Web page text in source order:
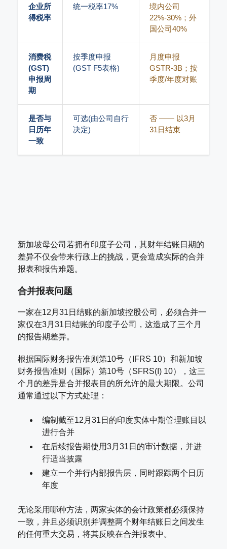
企业所
得税率
统一税率17%
境内公司
22%-30%；外
国公司40%
消费税
(GST)
申报周
期
按季度申报
(GST F5表格)
月度申报
GSTR-3B；按
季度/年度对账
是否与
日历年
一致
可选(由公司自行
决定)
否 —— 以3月
31日结束
新加坡母公司若拥有印度子公司，其财年结账日期的
差异不仅会带来行政上的挑战，更会造成实际的合并
报表和报告难题。
合并报表问题
一家在12月31日结账的新加坡控股公司，必须合并一
家仅在3月31日结账的印度子公司，这造成了三个月
的报告期差异。
根据国际财务报告准则第10号（IFRS 10）和新加坡
财务报告准则（国际）第10号（SFRS(I) 10），这三
个月的差异是合并报表目的所允许的最大期限。公司
通常通过以下方式处理：
编制截至12月31日的印度实体中期管理账目以
进行合并
在后续报告期使用3月31日的审计数据，并进
行适当披露
建立一个并行内部报告层，同时跟踪两个日历
年度
无论采用哪种方法，两家实体的会计政策都必须保持
一致，并且必须识别并调整两个财年结账日之间发生
的任何重大交易，将其反映在合并报表中。